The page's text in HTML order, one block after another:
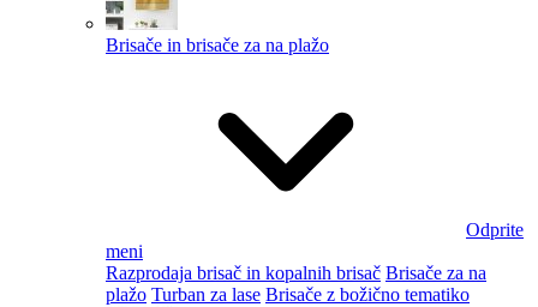
Brisače in brisače za na plažo
Odprite
meni
Razprodaja brisač in kopalnih brisač Brisače za na
plažo Turban za lase Brisače z božično tematiko